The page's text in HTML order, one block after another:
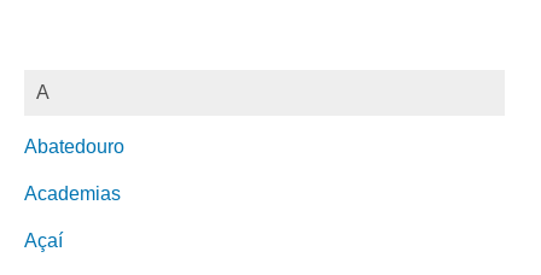
A
Abatedouro
Academias
Açaí